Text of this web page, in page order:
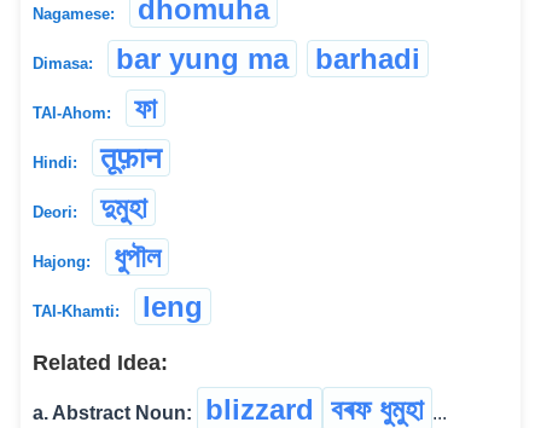
Nagamese: dhomuha
Dimasa: bar yung ma barhadi
TAI-Ahom: ফা
Hindi: तूफ़ान
Deori: দুমুহা
Hajong: ধুপৗল
TAI-Khamti: leng
Related Idea:
a. Abstract Noun: blizzard বৰফ ধুমুহা ...